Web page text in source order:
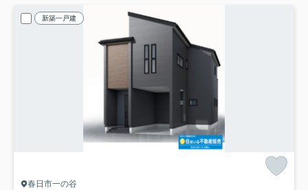
新築一戸建
春日市一の谷